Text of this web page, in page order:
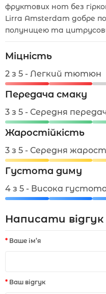
фруктових нот без
Lirra Amsterdam добре
полуницею та
Міцність
2 з 5 - Легкий тютюн
Передача смаку
3 з 5 - Середня
Жаростійкість
3 з 5 - Середня
Густота диму
4 з 5 - Висока
Написати відгук
Ваше ім’я
Ваш відгук